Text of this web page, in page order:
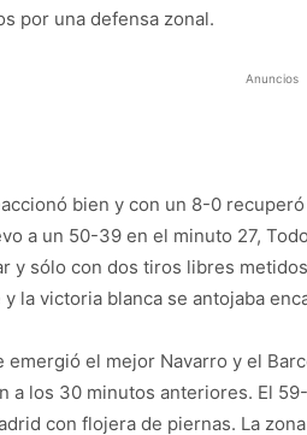
por una defensa zonal.
Anuncios
bien y con un 8-0
a un 50-39 en el minuto 27,
y sólo con dos tiros libres
la victoria blanca se antojaba
emergió el mejor Navarro y el
a los 30 minutos anteriores. El
con flojera de piernas. La